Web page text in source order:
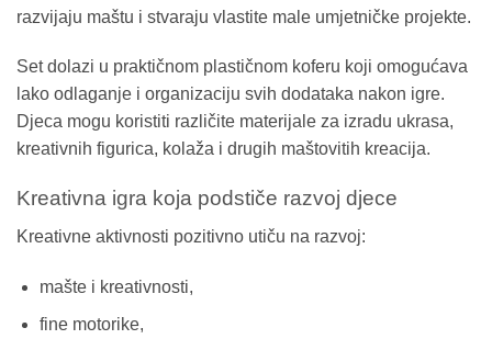
razvijaju maštu i stvaraju vlastite male umjetničke projekte.
Set dolazi u praktičnom plastičnom koferu koji omogućava
lako odlaganje i organizaciju svih dodataka nakon igre.
Djeca mogu koristiti različite materijale za izradu ukrasa,
kreativnih figurica, kolaža i drugih maštovitih kreacija.
Kreativna igra koja podstiče razvoj djece
Kreativne aktivnosti pozitivno utiču na razvoj:
mašte i kreativnosti,
fine motorike,